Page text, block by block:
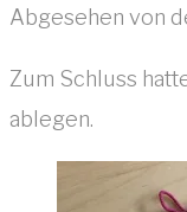
Abgesehen von
Zum Schluss
ablegen.